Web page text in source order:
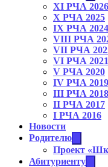
XI РЧА 2026
X РЧА 2025
IX РЧА 2024
VIII РЧА
VII РЧА
VI РЧА 2021
V РЧА 2020
IV РЧА 2019
III РЧА 2018
II РЧА 2017
I РЧА 2016
Новости
Родителю
Проект
Абитуриенту